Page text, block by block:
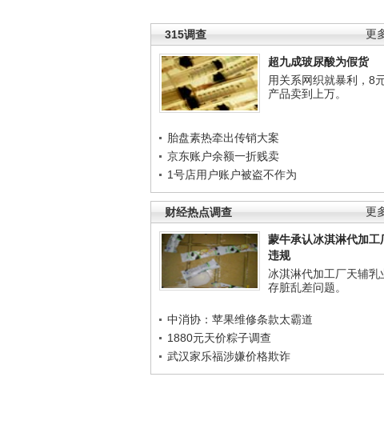
更
315调查
超九成玻尿酸为假货
用关系网织就暴利，8
产品卖到上万。
胎盘素热牵出传销大案
京东账户余额一折贱卖
1号店用户账户被盗不作为
更
财经热点调查
蒙牛承认冰淇淋代加工
违规
冰淇淋代加工厂天辅乳
存脏乱差问题。
中消协：苹果维修条款太霸道
1880元天价粽子调查
武汉家乐福涉嫌价格欺诈